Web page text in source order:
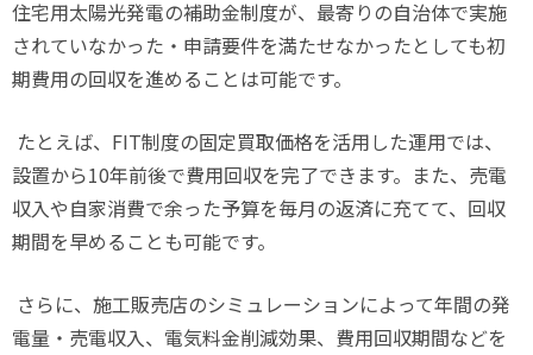
住宅用太陽光発電の補助金制度が、最寄りの自治体で実施
されていなかった・申請要件を満たせなかったとしても初
期費用の回収を進めることは可能です。
たとえば、 FIT制度の固定買取価格を活用した運用では、
設置から10年前後で費用回収を完了できます。また、売電
収入や自家消費で余った予算を毎月の返済に充てて、回収
期間を早めることも可能です。
さらに、施工販売店のシミュレーションによって年間の発
電量・売電収入、電気料金削減効果、費用回収期間などを